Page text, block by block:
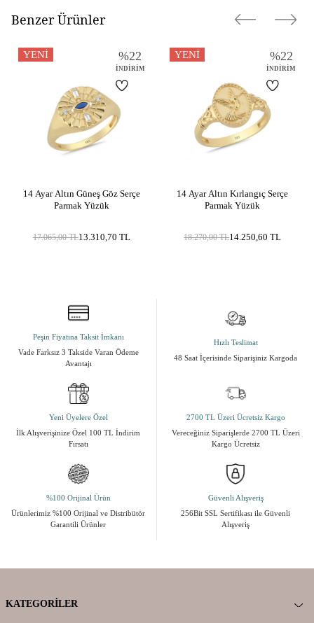
Benzer Ürünler
YENI %22
İNDIRIM
14 Ayar Altın Güneş Göz Serçe
Parmak Yüzük
17.065,00TL13.310,70 TL
YENI %22
İNDIRIM
14 Ayar Altın Kırlangıç Serçe
Parmak Yüzük
18.270,00TL14.250,60 TL
Peşin Fiyatına Taksit İmkanı
Vade Farksız 3 Takside Varan Ödeme
Avantajı
Hızlı Teslimat
48 Saat İçerisinde Siparişiniz Kargoda
Yeni Üyelere Özel
İlk Alışverişinize Özel 100 TL İndirim
Fırsatı
2700 TL Üzeri Ücretsiz Kargo
Vereceğiniz Siparişlerde 2700 TL Üzeri
Kargo Ücretsiz
%100 Orijinal Ürün
Ürünlerimiz %100 Orijinal ve Distribütör
Garantili Ürünler
Güvenli Alışveriş
256Bit SSL Sertifikası ile Güvenli
Alışveriş
KATEGORILER